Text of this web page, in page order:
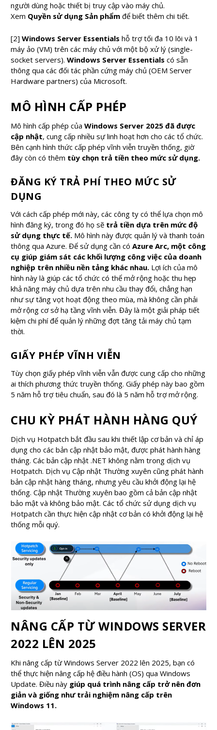
người dùng hoặc thiết bị truy cập vào máy chủ.
Xem Quyền sử dụng Sản phẩm để biết thêm chi tiết.
[2]Windows Server Essentials hỗ trợ tối đa 10 lõi và 1
máy ảo (VM) trên các máy chủ với một bộ xử lý (single-
socket servers).Windows Server Essentials có sẵn
thông qua các đối tác phần cứng máy chủ (OEM Server
Hardware partners) của Microsoft.
MÔ HÌNH CẤP PHÉP
Mô hình cấp phép củaWindows Server 2025 đã được
cập nhật, cung cấp nhiều sự linh hoạt hơn cho các tổ chức.
Bên cạnh hình thức cấp phép vĩnh viễn truyền thống, giờ
đây còn có thêm tùy chọn trả tiền theo mức sử dụng.
ĐĂNG KÝ TRẢ PHÍ THEO MỨC SỬ
DỤNG
Với cách cấp phép mới này, các công ty có thể lựa chọn mô
hình đăng ký, trong đó họ sẽ trả tiền dựa trên mức độ
sử dụng thực tế. Mô hình này được quản lý và thanh toán
thông qua Azure. Để sử dụng cần cóAzure Arc, một công
cụ giúp giám sát các khối lượng công việc của doanh
nghiệp trên nhiều nền tảng khác nhau. Lợi ích của mô
hình này là giúp các tổ chức có thể mở rộng hoặc thu hẹp
khả năng máy chủ dựa trên nhu cầu thay đổi, chẳng hạn
như sự tăng vọt hoạt động theo mùa, mà không cần phải
mở rộng cơ sở hạ tầng vĩnh viễn. Đây là một giải pháp tiết
kiệm chi phí để quản lý những đợt tăng tải máy chủ tạm
thời.
GIẤY PHÉP VĨNH VIỄN
Tùy chọn giấy phép vĩnh viễn vẫn được cung cấp cho những
ai thích phương thức truyền thống. Giấy phép này bao gồm
5 năm hỗ trợ tiêu chuẩn, sau đó là 5 năm hỗ trợ mở rộng.
CHU KỲ PHÁT HÀNH HÀNG QUÝ
Dịch vụ Hotpatch bắt đầu sau khi thiết lập cơ bản và chỉ áp
dụng cho các bản cập nhật bảo mật, được phát hành hàng
tháng. Các bản cập nhật .NET không nằm trong dịch vụ
Hotpatch. Dịch vụ Cập nhật Thường xuyên cũng phát hành
bản cập nhật hàng tháng, nhưng yêu cầu khởi động lại hệ
thống. Cập nhật Thường xuyên bao gồm cả bản cập nhật
bảo mật và không bảo mật. Các tổ chức sử dụng dịch vụ
Hotpatch cần thực hiện cập nhật cơ bản có khởi động lại hệ
thống mỗi quý.
NÂNG CẤP TỪ WINDOWS SERVER
2022 LÊN 2025
Khi nâng cấp từ Windows Server 2022 lên 2025, bạn có
thể thực hiện nâng cấp hệ điều hành (OS) qua Windows
Update. Điều này giúp quá trình nâng cấp trở nên đơn
giản và giống như trải nghiệm nâng cấp trên
Windows 11.